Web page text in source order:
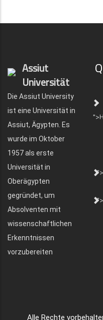
Assiut
Universität
Die Assiut University
ist eine Universität in
Assiut, Ägypten. Es
wurde im Oktober
1957 als erste
Universität in
Oberägypten
gegründet, um
Absolventen mit
wissenschaftlichen
Erkenntnissen
vorzubereiten
">
">
Alle Rechte